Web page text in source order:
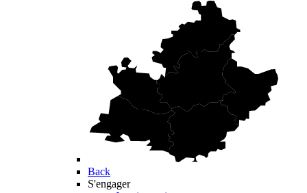
Back
S'engager